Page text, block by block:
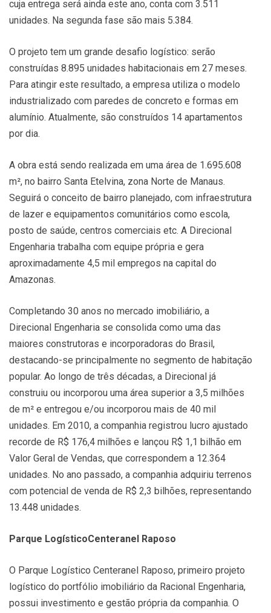
cuja entrega será ainda este ano, conta com 3.511
unidades. Na segunda fase são mais 5.384.
O projeto tem um grande desafio logístico: serão
construídas 8.895 unidades habitacionais em 27 meses.
Para atingir este resultado, a empresa utiliza o modelo
industrializado com paredes de concreto e formas em
alumínio. Atualmente, são construídos 14 apartamentos
por dia.
A obra está sendo realizada em uma área de 1.695.608
m², no bairro Santa Etelvina, zona Norte de Manaus.
Seguirá o conceito de bairro planejado, com infraestrutura
de lazer e equipamentos comunitários como escola,
posto de saúde, centros comerciais etc. A Direcional
Engenharia trabalha com equipe própria e gera
aproximadamente 4,5 mil empregos na capital do
Amazonas.
Completando 30 anos no mercado imobiliário, a
Direcional Engenharia se consolida como uma das
maiores construtoras e incorporadoras do Brasil,
destacando-se principalmente no segmento de habitação
popular. Ao longo de três décadas, a Direcional já
construiu ou incorporou uma área superior a 3,5 milhões
de m² e entregou e/ou incorporou mais de 40 mil
unidades. Em 2010, a companhia registrou lucro ajustado
recorde de R$ 176,4 milhões e lançou R$ 1,1 bilhão em
Valor Geral de Vendas, que correspondem a 12.364
unidades. No ano passado, a companhia adquiriu terrenos
com potencial de venda de R$ 2,3 bilhões, representando
13.448 unidades.
Parque LogísticoCenteranel Raposo
O Parque Logístico Centeranel Raposo, primeiro projeto
logístico do portfólio imobiliário da Racional Engenharia,
possui investimento e gestão própria da companhia. O